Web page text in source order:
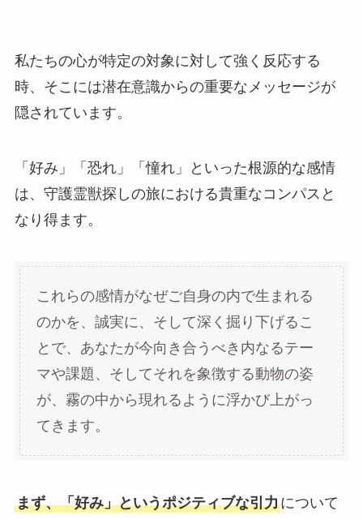
私たちの心が特定の対象に対して強く反応する
時、そこには潜在意識からの重要なメッセージが
隠されています。
「好み」「恐れ」「憧れ」といった根源的な感情
は、守護霊獣探しの旅における貴重なコンパスと
なり得ます。
これらの感情がなぜご自身の内で生まれる
のかを、誠実に、そして深く掘り下げるこ
とで、あなたが今向き合うべき内なるテー
マや課題、そしてそれを象徴する動物の姿
が、霧の中から現れるように浮かび上がっ
てきます。
まず、「好み」というポジティブな引力について